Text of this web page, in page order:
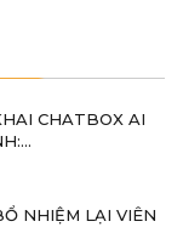
CHATBOX AI
NHIỆM LẠI VIÊN